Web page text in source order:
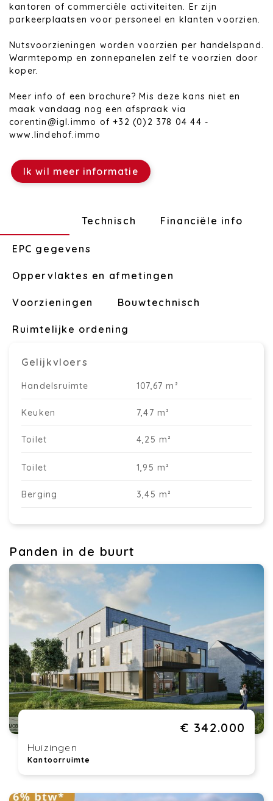
kantoren of commerciële activiteiten. Er zijn
parkeerplaatsen voor personeel en klanten voorzien.
Nutsvoorzieningen worden voorzien per handelspand.
Warmtepomp en zonnepanelen zelf te voorzien door
koper.
Meer info of een brochure? Mis deze kans niet en
maak vandaag nog een afspraak via
corentin@igl.immo of +32 (0)2 378 04 44 -
www.lindehof.immo
Ik wil meer informatie
Technisch Financiële info
EPC gegevens
Oppervlaktes en afmetingen
Voorzieningen Bouwtechnisch
Ruimtelijke ordening
Gelijkvloers
Handelsruimte 107,67 m²
Keuken 7,47 m²
Toilet 4,25 m²
Toilet 1,95 m²
Berging 3,45 m²
Panden in de buurt
€ 342.000
Huizingen
Kantoorruimte